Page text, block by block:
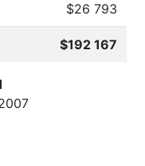
$26 793
$192 167